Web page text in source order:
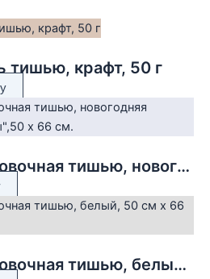
тишью, крафт, 50 г
Бумага упаковочная тишью, новогодняя упаковка «Звезды»,50 х 66 см.
Бумага упаковочная тишью, белый, 50 см х 66 см